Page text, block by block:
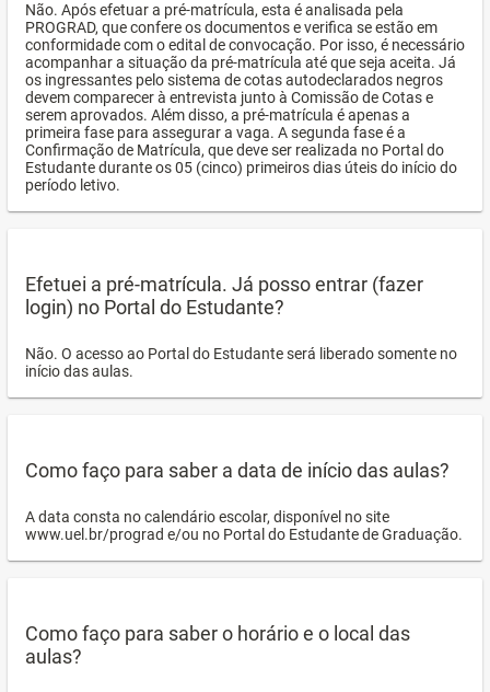
Não. Após efetuar a pré-matrícula, esta é analisada pela
PROGRAD, que confere os documentos e verifica se estão em
conformidade com o edital de convocação. Por isso, é necessário
acompanhar a situação da pré-matrícula até que seja aceita. Já
os ingressantes pelo sistema de cotas autodeclarados negros
devem comparecer à entrevista junto à Comissão de Cotas e
serem aprovados. Além disso, a pré-matrícula é apenas a
primeira fase para assegurar a vaga. A segunda fase é a
Confirmação de Matrícula, que deve ser realizada no Portal do
Estudante durante os 05 (cinco) primeiros dias úteis do início do
período letivo.
Efetuei a pré-matrícula. Já posso entrar (fazer
login) no Portal do Estudante?
Não. O acesso ao Portal do Estudante será liberado somente no
início das aulas.
Como faço para saber a data de início das aulas?
A data consta no calendário escolar, disponível no site
www.uel.br/prograd e/ou no Portal do Estudante de Graduação.
Como faço para saber o horário e o local das
aulas?